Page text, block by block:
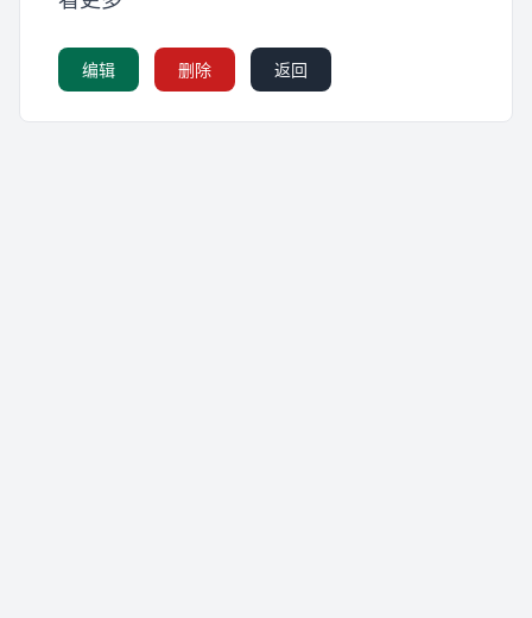
编辑 删除 返回